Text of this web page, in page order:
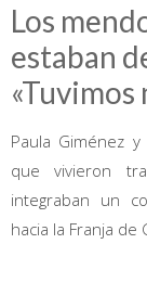
Los
estaban
Paula Giménez
que vivieron
integraban un
hacia la Franja de